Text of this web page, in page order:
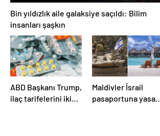
Bin yıldızlık aile galaksiye saçıldı: Bilim
insanları şaşkın
ABD Başkanı Trump,
ilaç tarifelerini iki
Maldivler İsrail
pasaportuna yasak